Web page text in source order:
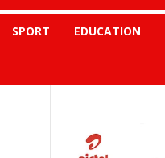
SPORT EDUCATION